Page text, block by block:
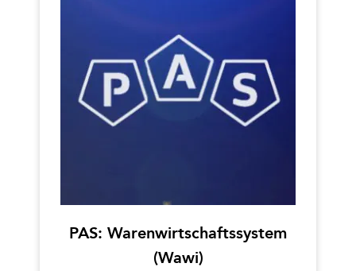
PAS: Warenwirtschaftssystem
(Wawi)